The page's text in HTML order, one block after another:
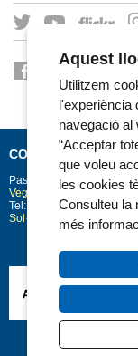
CONTACTE
Passeig Marítim 25-29
Vegeu la situació a
Tel: 93 248 30 00 · Fax:
Sol·licitud d'informació
Aquest
Utilitzem
l'experiència
navegació al
“Acceptar
que voleu
les cookies
Consulteu la
més